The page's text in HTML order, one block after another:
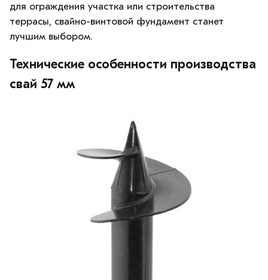
для ограждения участка или строительства
террасы, свайно-винтовой фундамент станет
лучшим выбором.
Технические особенности производства
свай 57 мм